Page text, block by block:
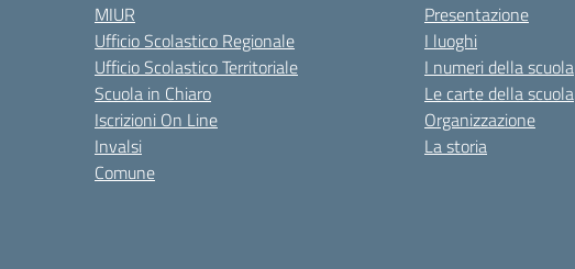
MIUR
Ufficio Scolastico Regionale
Ufficio Scolastico Territoriale
Scuola in Chiaro
Iscrizioni On Line
Invalsi
Comune
Presentazione
I luoghi
I numeri della scuola
Le carte della scuola
Organizzazione
La storia